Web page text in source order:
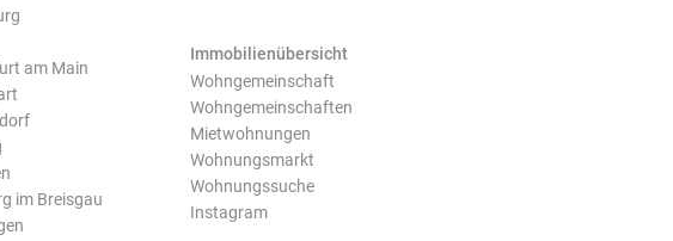
am Main
im Breisgau
Immobilienübersicht
Wohngemeinschaft
Wohngemeinschaften
Mietwohnungen
Wohnungsmarkt
Wohnungssuche
Instagram